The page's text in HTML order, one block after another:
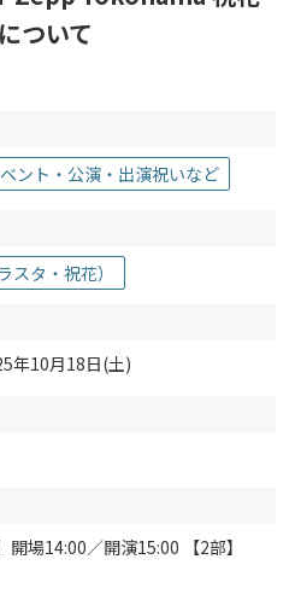
ついて
ント・公演・出演祝いなど
タ・祝花）
年10月18日(土)
場14:00／開演15:00 【2部】